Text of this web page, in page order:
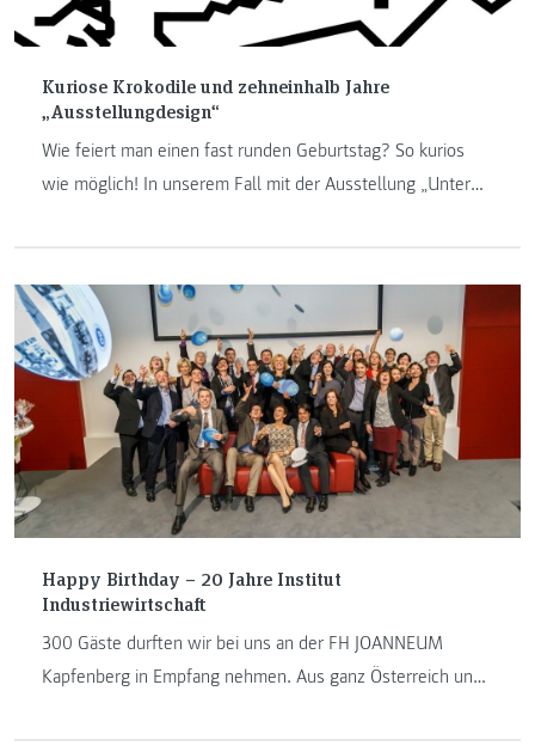
Kuriose Krokodile und zehneinhalb Jahre
„Ausstellungdesign“
Wie feiert man einen fast runden Geburtstag? So kurios
wie möglich! In unserem Fall mit der Ausstellung „Unter
verrät, was die Reptilien in der Ausstellung zu suchen
haben, wie sich das Jubiläum anfühlt und warum man die
neue Ausstellung unbedingt besuchen muss.
Happy Birthday – 20 Jahre Institut
Industriewirtschaft
300 Gäste durften wir bei uns an der FH JOANNEUM
Kapfenberg in Empfang nehmen. Aus ganz Österreich und